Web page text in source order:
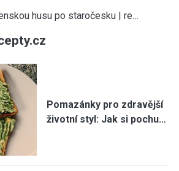
husu po staročesku | re…
Pomazánky pro zdravější
životní styl: Jak si pochu…